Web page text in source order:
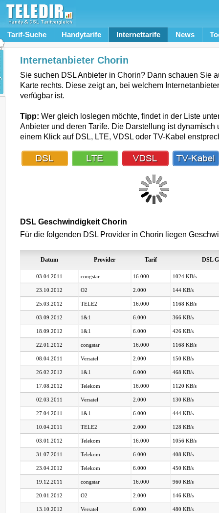
Tarif-Suche Handytarife Internettarife News
Internetanbieter Chorin
Sie suchen DSL Anbieter in Chorin? Dann schauen Sie
Karte rechts. Diese zeigt an, bei welchem
verfügbar ist.
Tipp: Wer gleich loslegen möchte, findet in der Liste
Anbieter und deren Tarife. Die Darstellung ist dynamisch
einem Klick auf DSL, LTE, VDSL oder TV-Kabel
DSL Geschwindigkeit Chorin
Für die folgenden DSL Provider in Chorin liegen
Datum Provider Tarif DSL
03.04.2011 congstar 16.000 1024 KB/s
23.10.2012 O2 2.000 144 KB/s
25.03.2012 TELE2 16.000 1168 KB/s
03.09.2012 1&1 6.000 366 KB/s
18.09.2012 1&1 6.000 426 KB/s
22.01.2012 congstar 16.000 1168 KB/s
08.04.2011 Versatel 2.000 150 KB/s
26.02.2012 1&1 6.000 468 KB/s
17.08.2012 Telekom 16.000 1120 KB/s
02.03.2011 Versatel 2.000 130 KB/s
27.04.2011 1&1 6.000 444 KB/s
10.04.2011 TELE2 2.000 128 KB/s
03.01.2012 Telekom 16.000 1056 KB/s
31.07.2011 Telekom 6.000 408 KB/s
23.04.2012 Telekom 6.000 450 KB/s
19.12.2011 congstar 16.000 960 KB/s
20.01.2012 O2 2.000 146 KB/s
13.10.2012 Versatel 6.000 480 KB/s